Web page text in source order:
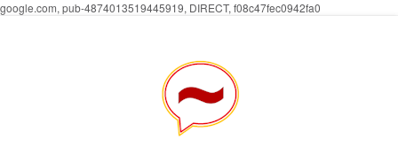
google.com, pub-4874013519445919, DIRECT, f08c47fec0942fa0